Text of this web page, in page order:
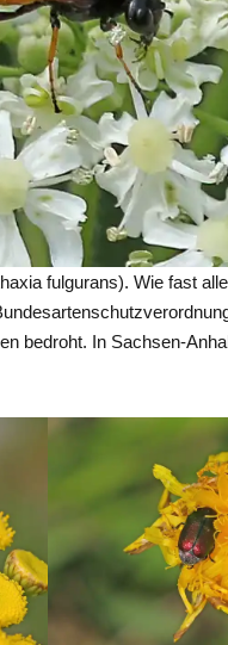
fulgurans). Wie fast
bedroht. In Sachsen-